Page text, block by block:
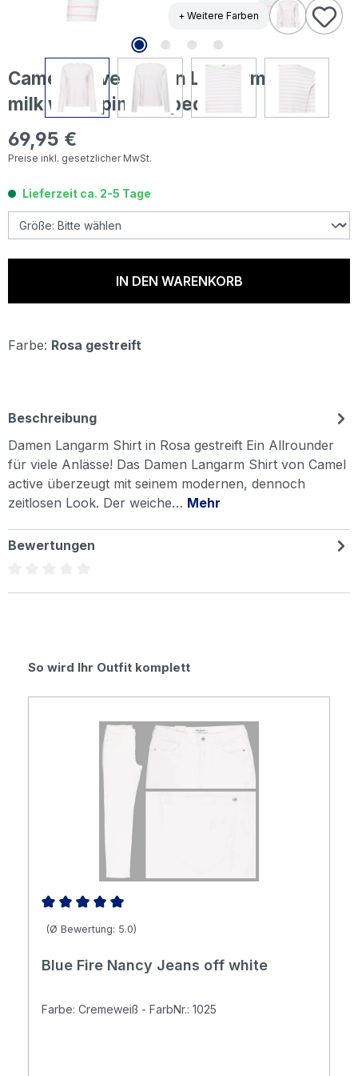
+ Weitere Farben
Camel active Damen Langarm Shirt
milk white pink striped
Regulärer Preis:
69,95 €
Preise inkl. gesetzlicher MwSt.
Lieferzeit ca. 2-5 Tage
IN DEN WARENKORB
Farbe: Rosa gestreift
Beschreibung
Damen Langarm Shirt in Rosa gestreift Ein Allrounder
für viele Anlässe! Das Damen Langarm Shirt von Camel
active überzeugt mit seinem modernen, dennoch
zeitlosen Look. Der weiche… Mehr
Bewertungen
Produktgalerie überspringen
So wird Ihr Outfit komplett
Durchschnittliche Bewertung von 5 von 5 Sternen
(Ø Bewertung: 5.0)
Blue Fire Nancy Jeans off white
Farbe: Cremeweiß - FarbNr.: 1025